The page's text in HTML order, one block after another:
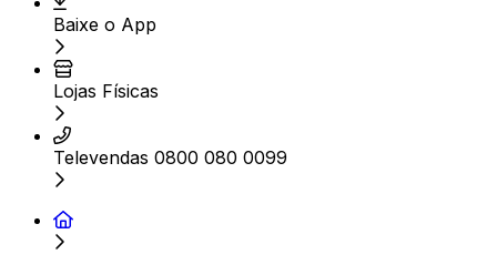
Baixe o App
Lojas Físicas
Televendas 0800 080 0099